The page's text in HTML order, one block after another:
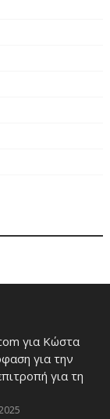
για Κώστα
για την
για τη